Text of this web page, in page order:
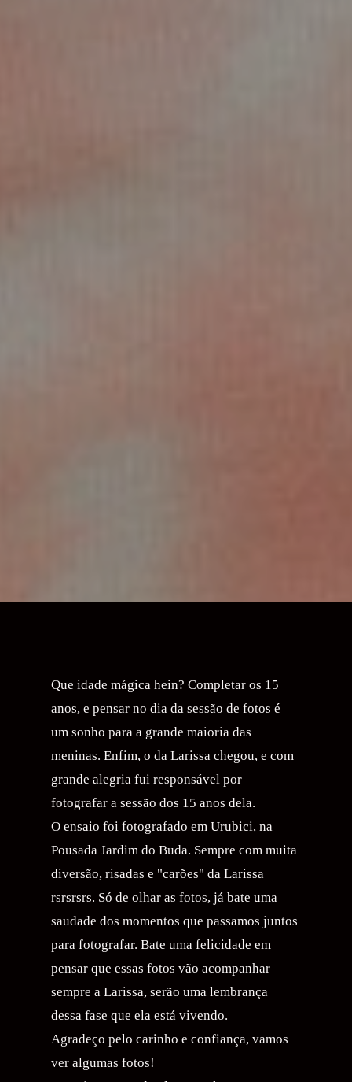
Que idade mágica hein? Completar os 15
anos, e pensar no dia da sessão de fotos é
um sonho para a grande maioria das
meninas. Enfim, o da Larissa chegou, e com
grande alegria fui responsável por
fotografar a sessão dos 15 anos dela.
O ensaio foi fotografado em Urubici, na
Pousada Jardim do Buda. Sempre com muita
diversão, risadas e "carões" da Larissa
rsrsrsrs. Só de olhar as fotos, já bate uma
saudade dos momentos que passamos juntos
para fotografar. Bate uma felicidade em
pensar que essas fotos vão acompanhar
sempre a Larissa, serão uma lembrança
dessa fase que ela está vivendo.
Agradeço pelo carinho e confiança, vamos
ver algumas fotos!